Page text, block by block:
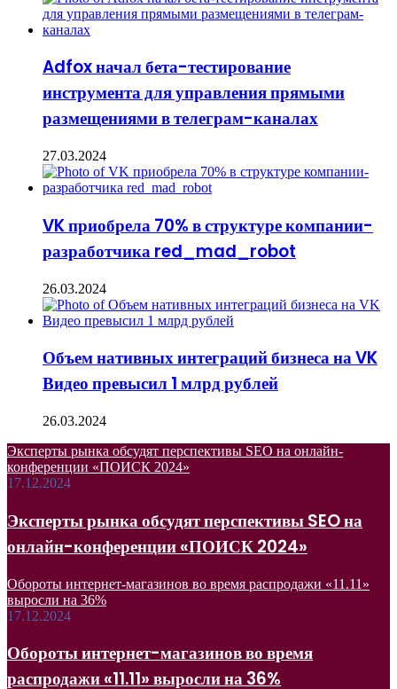
Adfox начал бета-тестирование
инструмента для управления прямыми
размещениями в телеграм-каналах
27.03.2024
VK приобрела 70% в структуре компании-
разработчика red_mad_robot
26.03.2024
Объем нативных интеграций бизнеса на VK
Видео превысил 1 млрд рублей
26.03.2024
Эксперты рынка обсудят перспективы SEO на онлайн-
конференции «ПОИСК 2024»
17.12.2024
Эксперты рынка обсудят перспективы SEO на
онлайн-конференции «ПОИСК 2024»
Обороты интернет-магазинов во время распродажи «11.11»
выросли на 36%
17.12.2024
Обороты интернет-магазинов во время
распродажи «11.11» выросли на 36%